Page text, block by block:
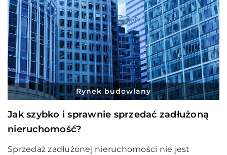
Rynek budowlany
Jak szybko i sprawnie sprzedać zadłużoną
nieruchomość?
Sprzedaż zadłużonej nieruchomości nie jest